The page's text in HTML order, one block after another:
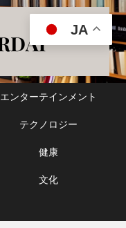
エンターテインメント
テクノロジー
健康
文化
JA